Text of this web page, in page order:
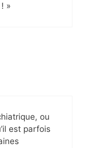
»
ou
est parfois